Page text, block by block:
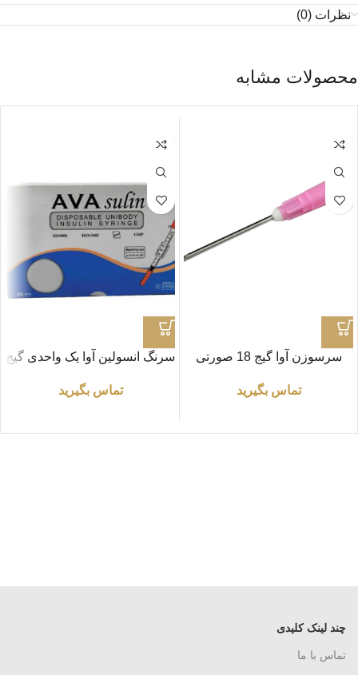
نظرات (0)
محصولات مشابه
سرسوزن آوا گیج 18 صورتی
تماس بگیرید
سرنگ انسولین آوا یک واحدی گیج
تماس بگیرید
چند لینک کلیدی
تماس با ما